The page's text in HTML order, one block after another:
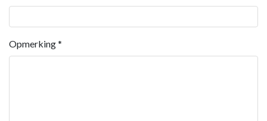
Opmerking*